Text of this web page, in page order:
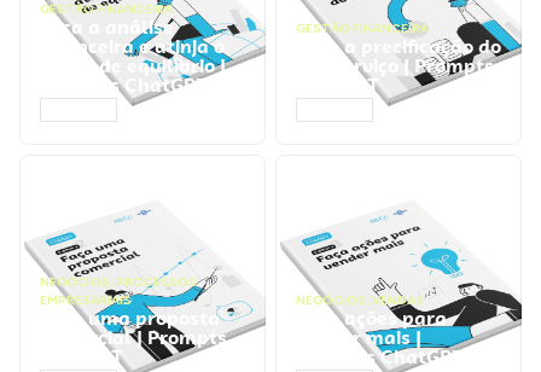
GESTÃO FINANCEIRA
Faça a análise
financeira e atinja o
ponto de equilíbrio |
Prompts ChatGPT
GESTÃO FINANCEIRA
Faça a precificação do
seu serviço | Prompts
ChatGPT
NEGÓCIOS, PROCESSOS
EMPRESARIAIS
Faça uma proposta
comercial | Prompts
ChatGPT
NEGÓCIOS, VENDAS
Faça ações para
vender mais |
Prompts ChatGPT